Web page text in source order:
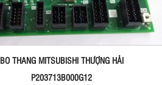
BO THANG MITSUBISHI THƯỢNG HẢI
P203713B000G12